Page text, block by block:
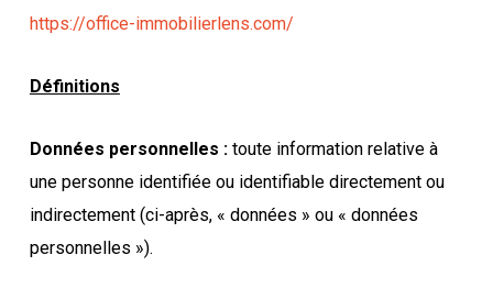
https://office-immobilierlens.com/
Définitions
Données personnelles :toute information relative à
une personne identifiée ou identifiable directement ou
indirectement (ci-après, « données » ou « données
personnelles »).